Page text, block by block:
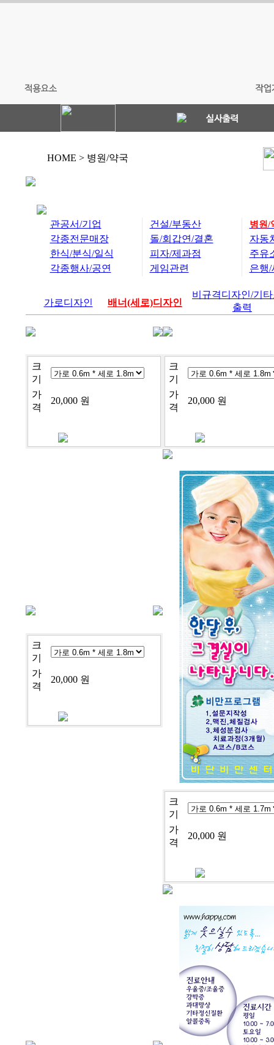
HOME > 병원/약국
관공서/기업 건설/부동산 병원/
각종전문매장 돌/회갑연/결혼
자동
한식/분식/일식
피자/제과점
주유
각종행사/공연
게임관련 은행
가로디자인 배너(세로)디자인
비규격디자인/기
출력
크
기
가
격
20,000 원
크
기
가
격
20,000 원
크
기
가
격
20,000 원
크
기
가
격
20,000 원